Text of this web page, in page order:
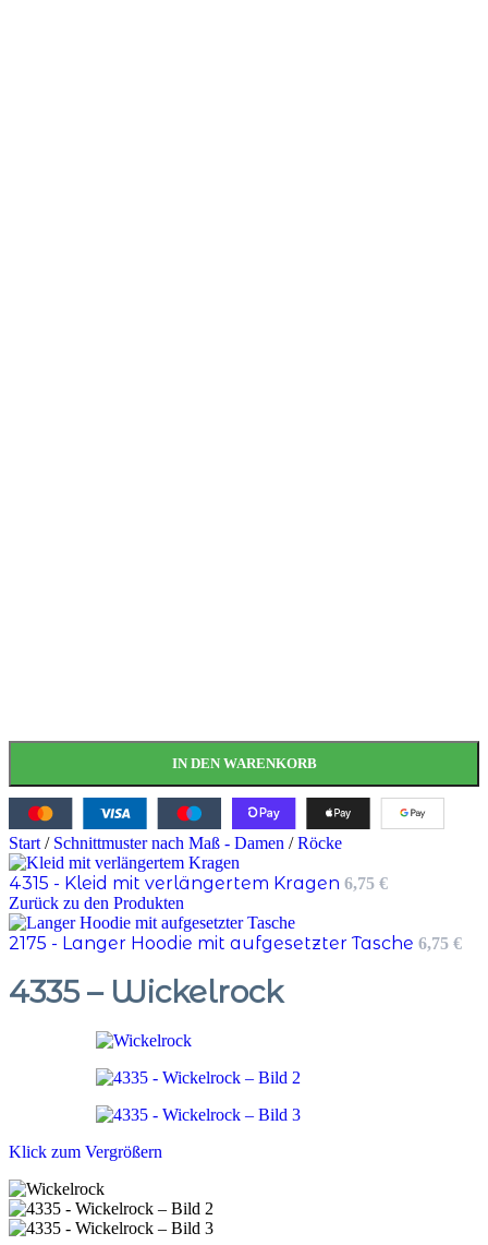
IN DEN WARENKORB
Start / Schnittmuster nach Maß - Damen / Röcke
4315 - Kleid mit verlängertem Kragen 6,75 €
Zurück zu den Produkten
2175 - Langer Hoodie mit aufgesetzter Tasche 6,75 €
4335 – Wickelrock
Klick zum Vergrößern